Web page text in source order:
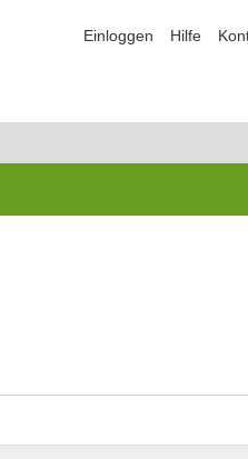
Einloggen Hilfe